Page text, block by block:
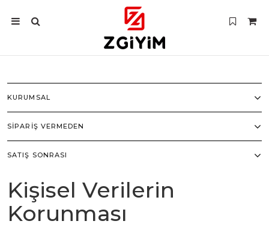
KURUMSAL
SIPARIŞ VERMEDEN
SATIŞ SONRASI
Kişisel Verilerin
Korunması